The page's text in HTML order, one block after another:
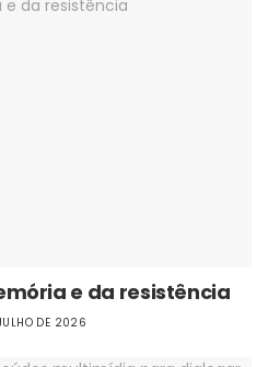
e da resistência
DE 2026